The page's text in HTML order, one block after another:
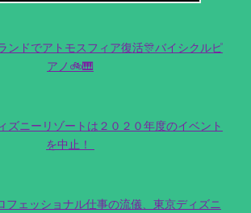
ンドでアトモスフィア復活🎊バイシクルピ
アノ🚲🎹
ズニーリゾートは２０２０年度のイベント
を中止！
フェッショナル仕事の流儀、東京ディズニ